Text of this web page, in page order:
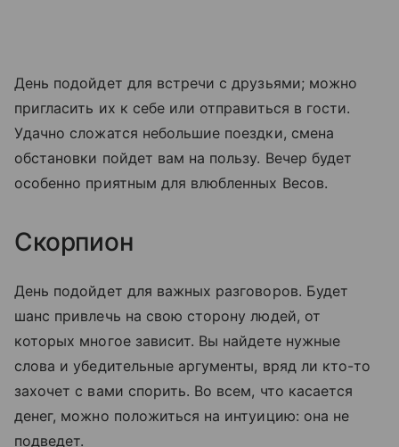
День подойдет для встречи с друзьями; можно
пригласить их к себе или отправиться в гости.
Удачно сложатся небольшие поездки, смена
обстановки пойдет вам на пользу. Вечер будет
особенно приятным для влюбленных Весов.
Скорпион
День подойдет для важных разговоров. Будет
шанс привлечь на свою сторону людей, от
которых многое зависит. Вы найдете нужные
слова и убедительные аргументы, вряд ли кто-то
захочет с вами спорить. Во всем, что касается
денег, можно положиться на интуицию: она не
подведет.